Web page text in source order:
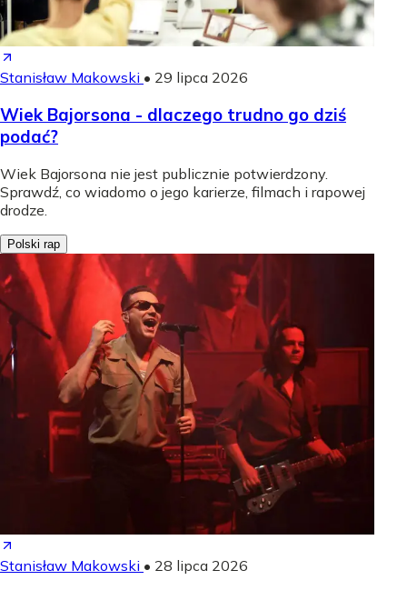
Stanisław Makowski • 29 lipca 2026
Wiek Bajorsona - dlaczego trudno go dziś
podać?
Wiek Bajorsona nie jest publicznie potwierdzony.
Sprawdź, co wiadomo o jego karierze, filmach i rapowej
drodze.
Polski rap
Stanisław Makowski • 28 lipca 2026